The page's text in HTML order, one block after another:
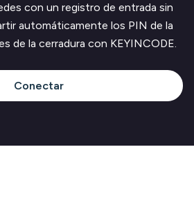
con un registro de entrada sin
automáticamente los PIN de la
de la cerradura con KEYINCODE.
Conectar